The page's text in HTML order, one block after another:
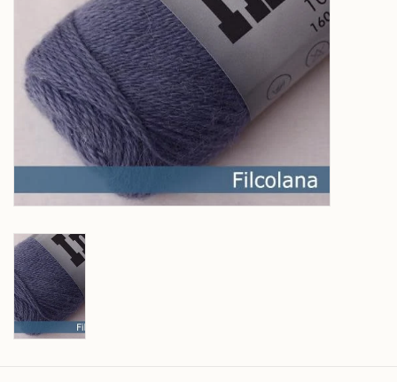
Solden
Over wolder